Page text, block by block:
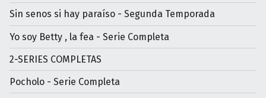
Sin senos si hay paraíso - Segunda Temporada
Yo soy Betty , la fea - Serie Completa
2-SERIES COMPLETAS
Pocholo - Serie Completa